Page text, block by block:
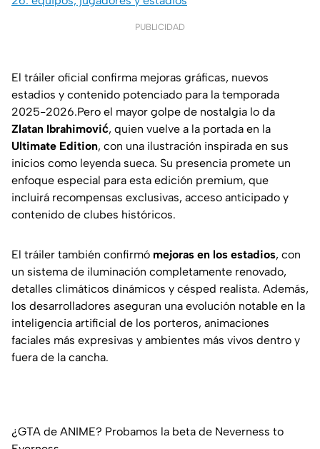
PUBLICIDAD
El tráiler oficial confirma mejoras gráficas, nuevos
estadios y contenido potenciado para la temporada
2025-2026.Pero el mayor golpe de nostalgia lo da
Zlatan Ibrahimović, quien vuelve a la portada en la
Ultimate Edition, con una ilustración inspirada en sus
inicios como leyenda sueca. Su presencia promete un
enfoque especial para esta edición premium, que
incluirá recompensas exclusivas, acceso anticipado y
contenido de clubes históricos.
El tráiler también confirmó mejoras en los estadios, con
un sistema de iluminación completamente renovado,
detalles climáticos dinámicos y césped realista. Además,
los desarrolladores aseguran una evolución notable en la
inteligencia artificial de los porteros, animaciones
faciales más expresivas y ambientes más vivos dentro y
fuera de la cancha.
¿GTA de ANIME? Probamos la beta de Neverness to